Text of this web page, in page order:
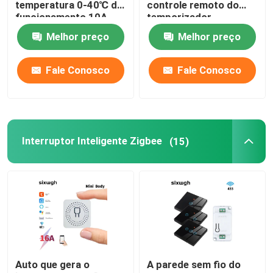
Interruptor de controle remoto sem fio
Interruptor do toque de Zigbee
Soquete esperto de Zigbee
Soquete esperto de Homekit
Auto - interruptor sem fio posto
Sensor de Alarme Inteligente
temperatura 0-40℃ do
funcionamento 10A
Melhor preço
Fale Conosco
controle remoto do
temporizador
Melhor preço
Fale Conosco
Interruptor Inteligente Zigbee (15)
Auto que gera o
A parede sem fio do